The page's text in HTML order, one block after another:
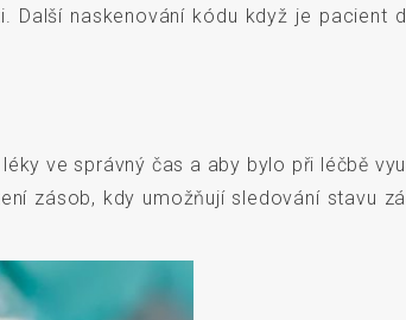
Další naskenování kódu když je pacient
ve správný čas a aby bylo při léčbě
zásob, kdy umožňují sledování stavu